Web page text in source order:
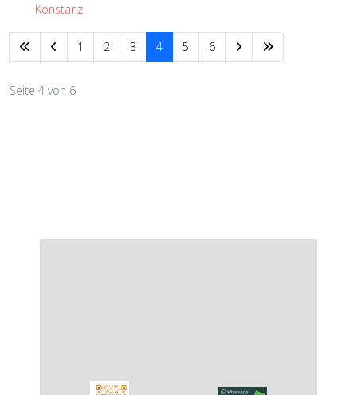
Konstanz
1 2 3 4 5 6
Seite 4 von 6